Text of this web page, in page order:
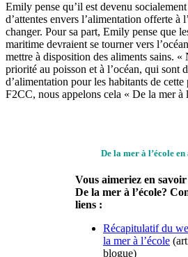
Emily pense qu’il est devenu
d’attentes envers l’alimentation offerte à
changer. Pour sa part, Emily pense que
maritime devraient se tourner vers
mettre à disposition des aliments sains.
priorité au poisson et à l’océan, qui sont
d’alimentation pour les habitants de
F2CC, nous appelons cela « De la mer à
De la mer à l’école
Vous aimeriez en
De la mer à l’école?
liens :
Récapitulatif du
la mer à l’école
blogue)